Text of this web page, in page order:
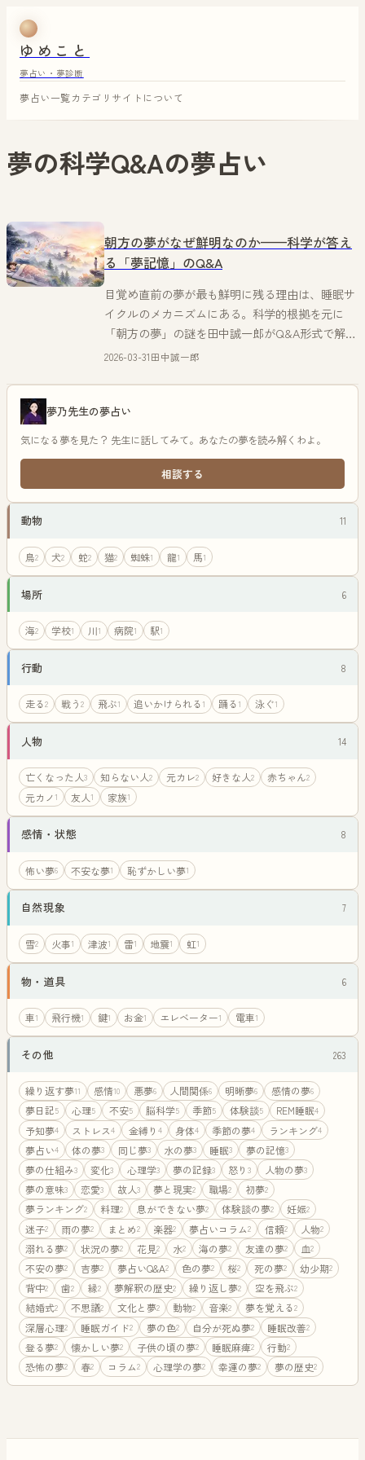
ゆめこと
夢占い・夢診断
夢占い一覧カテゴリ サイトについて
夢の科学Q&Aの夢占い
朝方の夢がなぜ鮮明なのか——科学が答え
る「夢記憶」のQ&A
目覚め直前の夢が最も鮮明に残る理由は、睡眠サ
イクルのメカニズムにある。科学的根拠を元に
「朝方の夢」の謎を田中誠一郎がQ&A形式で解
説。
2026-03-31田中誠一郎
夢乃先生の夢占い
気になる夢を見た？ 先生に話してみて。あなたの夢を読み解くわよ。
相談する
動物 11
鳥2 犬2 蛇2 猫2 蜘蛛1 龍1 馬1
場所 6
海2 学校1 川1 病院1 駅1
行動 8
走る2 戦う2 飛ぶ1 追いかけられる1 踊る1 泳ぐ1
人物 14
亡くなった人3 知らない人2 元カレ2 好きな人2 赤ちゃん2
元カノ1 友人1 家族1
感情・状態 8
怖い夢6 不安な夢1 恥ずかしい夢1
自然現象 7
雪2 火事1 津波1 雷1 地震1 虹1
物・道具 6
車1 飛行機1 鍵1 お金1 エレベーター1 電車1
その他 263
繰り返す夢11 感情10 悪夢6 人間関係6 明晰夢6 感情の夢6
夢日記5 心理5 不安5 脳科学5 季節5 体験談5 REM睡眠4
予知夢4 ストレス4 金縛り 4 身体4 季節の夢4 ランキング4
夢占い4 体の夢3 同じ夢3 水の夢3 睡眠3 夢の記憶3
夢の仕組み3 変化3 心理学3 夢の記録3 怒り3 人物の夢3
夢の意味3 恋愛3 故人3 夢と現実2 職場2 初夢2
夢ランキング2 料理2 息ができない夢2 体験談の夢2 妊娠2
迷子2 雨の夢2 まとめ2 楽器2 夢占いコラム2 信頼2 人物2
溺れる夢2 状況の夢2 花見2 水2 海の夢2 友達の夢2 血2
不安の夢2 吉夢2 夢占いQ&A2 色の夢2 桜2 死の夢2 幼少期2
背中2 歯2 縁2 夢解釈の歴史2 繰り返し夢2 空を飛ぶ2
結婚式2 不思議2 文化と夢2 動物2 音楽2 夢を覚える2
深層心理2 睡眠ガイド2 夢の色2 自分が死ぬ夢2 睡眠改善2
登る夢2 懐かしい夢2 子供の頃の夢2 睡眠麻痺2 行動2
恐怖の夢2 春2 コラム2 心理学の夢2 幸運の夢2 夢の歴史2